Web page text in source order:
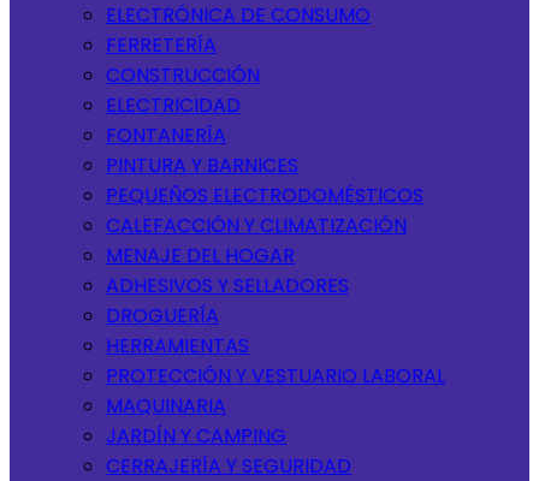
ELECTRÓNICA DE CONSUMO
FERRETERÍA
CONSTRUCCIÓN
ELECTRICIDAD
FONTANERÍA
PINTURA Y BARNICES
PEQUEÑOS ELECTRODOMÉSTICOS
CALEFACCIÓN Y CLIMATIZACIÓN
MENAJE DEL HOGAR
ADHESIVOS Y SELLADORES
DROGUERÍA
HERRAMIENTAS
PROTECCIÓN Y VESTUARIO LABORAL
MAQUINARIA
JARDÍN Y CAMPING
CERRAJERÍA Y SEGURIDAD